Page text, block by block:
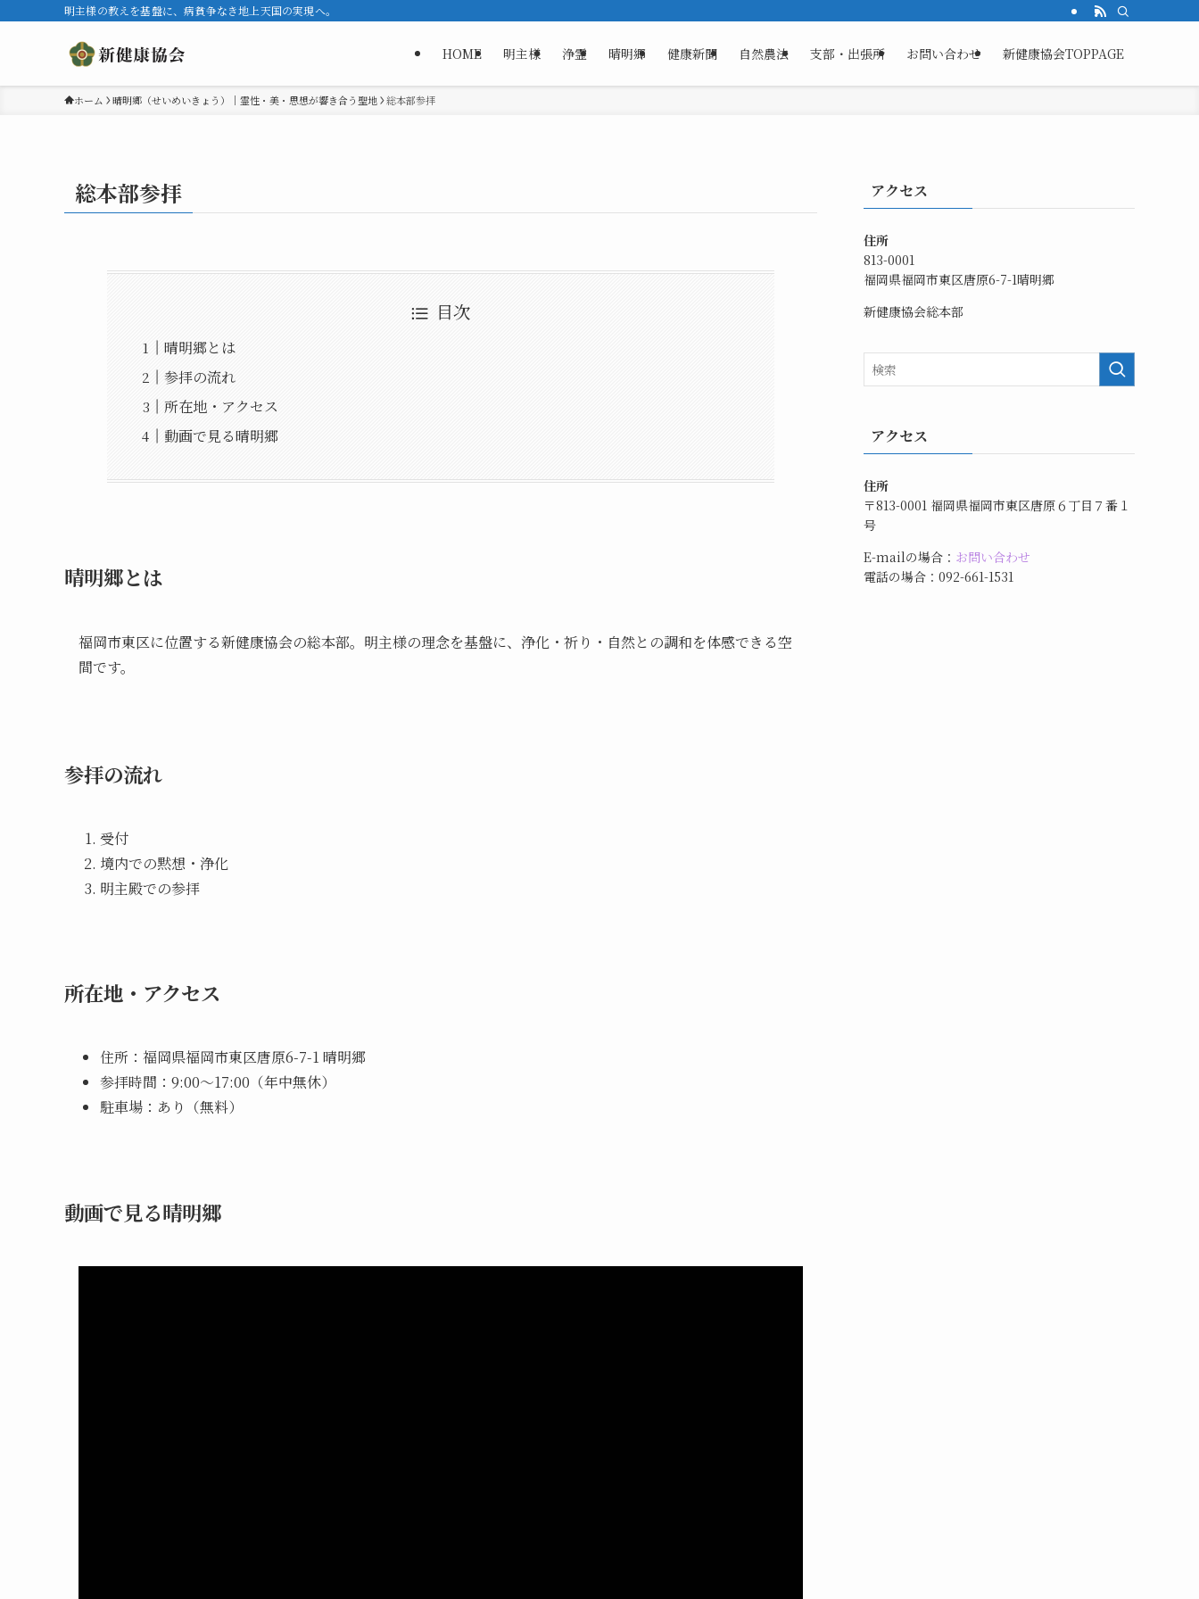
明主様の教えを基盤に、病貧争なき地上天国の実現へ。
HOME 明主様 浄霊 晴明郷 健康新聞 自然農法 支部・出張所 お問い合わせ 新健康協会TOPPAGE
ホーム 晴明郷（せいめいきょう）｜霊性・美・思想が響き合う聖地 総本部参拝
総本部参拝
目次
晴明郷とは
参拝の流れ
所在地・アクセス
動画で見る晴明郷
晴明郷とは
福岡市東区に位置する新健康協会の総本部。明主様の理念を基盤に、浄化・祈り・自然との調和を体感できる空
間です。
参拝の流れ
受付
境内での黙想・浄化
明主殿での参拝
所在地・アクセス
住所：福岡県福岡市東区唐原6-7-1 晴明郷
参拝時間：9:00〜17:00（年中無休）
駐車場：あり（無料）
動画で見る晴明郷
アクセス
住所
813-0001
福岡県福岡市東区唐原6-7-1晴明郷
新健康協会総本部
アクセス
住所
〒813-0001 福岡県福岡市東区唐原６丁目７番１
号
E-mailの場合： お問い合わせ
電話の場合：092-661-1531